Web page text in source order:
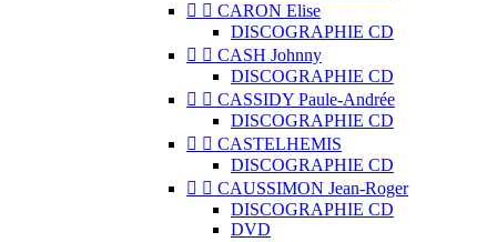
  CARON Elise
DISCOGRAPHIE CD
  CASH Johnny
DISCOGRAPHIE CD
  CASSIDY Paule-Andrée
DISCOGRAPHIE CD
  CASTELHEMIS
DISCOGRAPHIE CD
  CAUSSIMON Jean-Roger
DISCOGRAPHIE CD
DVD